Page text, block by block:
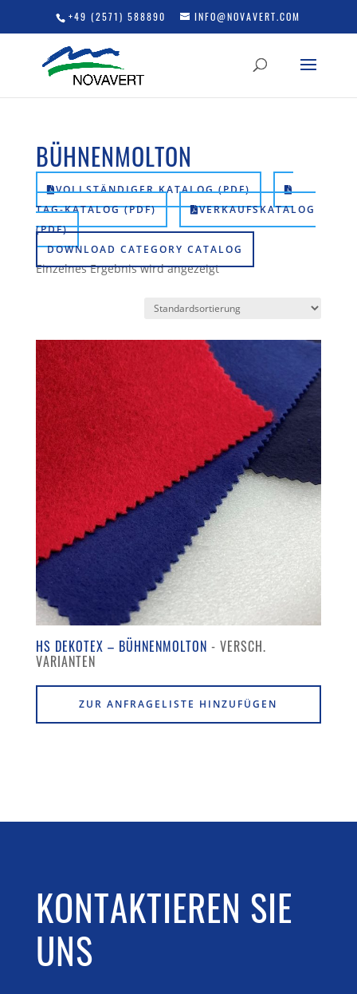
+49 (2571) 588890 INFO@NOVAVERT.COM
BÜHNENMOLTON
VOLLSTÄNDIGER KATALOG (PDF)
TAG-KATALOG (PDF)
VERKAUFSKATALOG
(PDF)
DOWNLOAD CATEGORY CATALOG
Einzelnes Ergebnis wird angezeigt
HS DEKOTEX – BÜHNENMOLTON
ZUR ANFRAGELISTE HINZUFÜGEN
KONTAKTIEREN SIE
UNS